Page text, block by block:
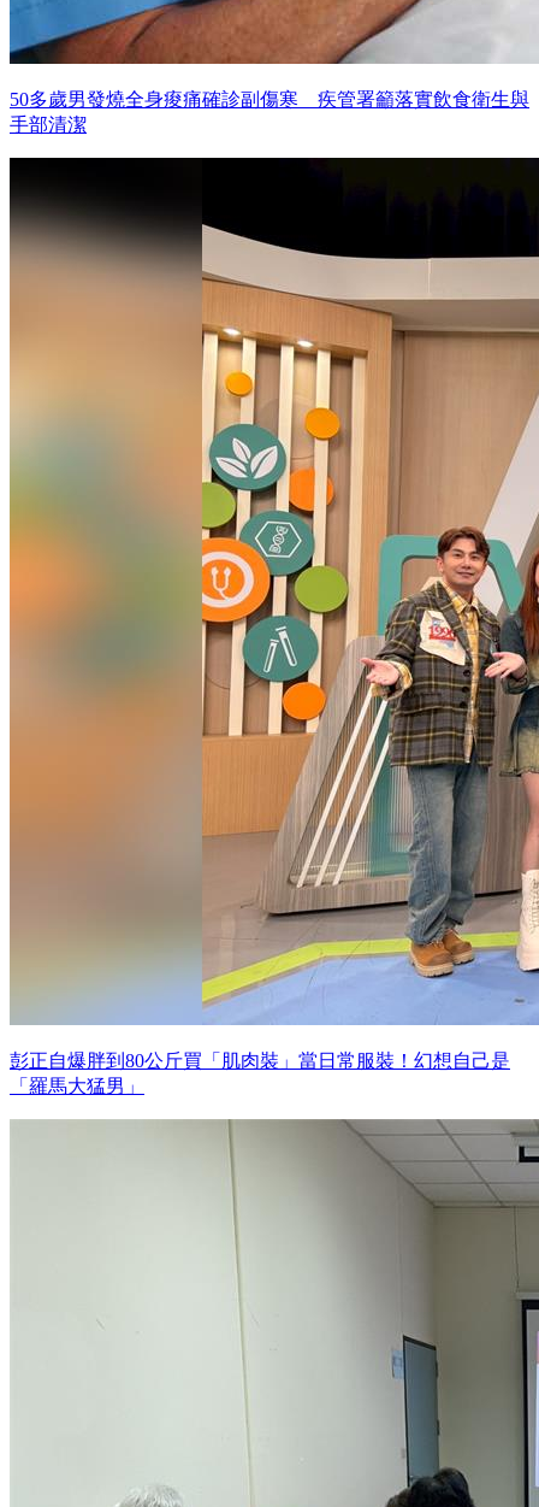
50多歲男發燒全身痠痛確診副傷寒 疾管署籲落實飲食衛生與
手部清潔
彭正自爆胖到80公斤買「肌肉裝」當日常服裝！幻想自己是
「羅馬大猛男」